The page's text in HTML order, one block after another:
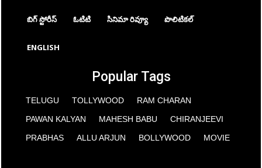
బిగ్ స్టోరీస్ ఓటిటి సినిమా రివ్యూ పొలిటికల్
ENGLISH
Popular Tags
TELUGU TOLLYWOOD
RAM CHARAN
PAWAN KALYAN
MAHESH BABU
CHIRANJEEVI
PRABHAS
ALLU ARJUN BOLLYWOOD MOVIE